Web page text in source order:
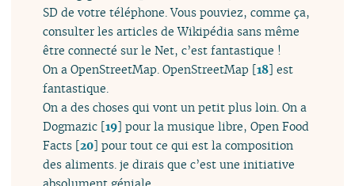
SD de votre téléphone. Vous pouviez, comme ça,
consulter les articles de Wikipédia sans même
être connecté sur le Net, c’est fantastique !
On a OpenStreetMap. OpenStreetMap [18] est
fantastique.
On a des choses qui vont un petit plus loin. On a
Dogmazic [19] pour la musique libre, Open Food
Facts [20] pour tout ce qui est la composition
des aliments. je dirais que c’est une initiative
absolument géniale.